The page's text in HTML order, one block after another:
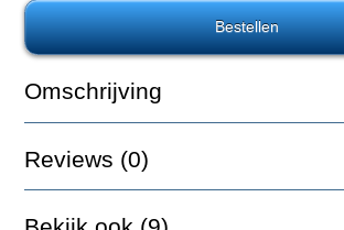
zijn
grote
stenen
die
op
Paaseiland
en
Omschrijving
Reviews (0)